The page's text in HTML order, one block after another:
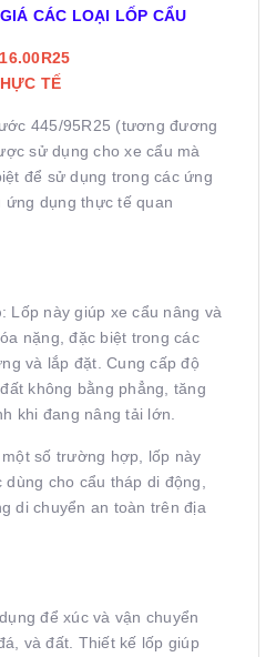
CÁC LOẠI LỐP CẨU
TẾ
445/95R25 (tương đương
sử dụng cho xe cẩu mà
để sử dụng trong các ứng
ứng dụng thực tế quan
: Lốp này giúp xe cẩu nâng và
nặng, đặc biệt trong các
và lắp đặt. Cung cấp độ
không bằng phẳng, tăng
khi đang nâng tải lớn.
một số trường hợp, lốp này
cho cẩu tháp di động,
di chuyển an toàn trên địa
để xúc và vận chuyển
và đất. Thiết kế lốp giúp